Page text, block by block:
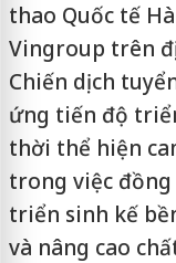
thao Quốc tế
Vingroup trên
Chiến dịch
ứng tiến độ
thời thể hiện
trong việc
triển sinh kế
và nâng cao